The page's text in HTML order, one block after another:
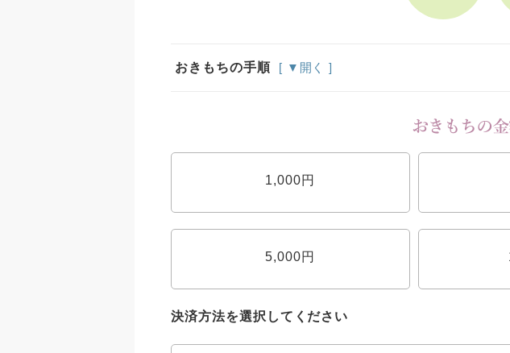
おきもちの手順 [ ▼開く ]
1,000円
5,000円
決済方法を選択してください